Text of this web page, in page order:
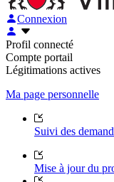
Connexion
Profil connecté
Compte portail
Légitimations actives
Ma page personnelle
Suivi des
Mise à jour du